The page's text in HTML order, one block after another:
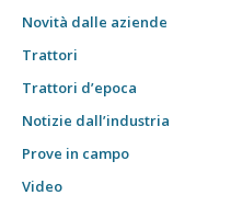
Novità dalle aziende
Trattori
Trattori d’epoca
Notizie dall’industria
Prove in campo
Video